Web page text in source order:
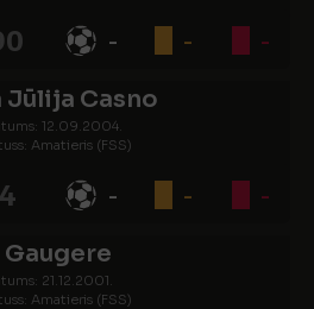
- - -
Jūlija Casno
12.09.2004.
Amatieris (FSS)
- - -
Gaugere
21.12.2001.
Amatieris (FSS)